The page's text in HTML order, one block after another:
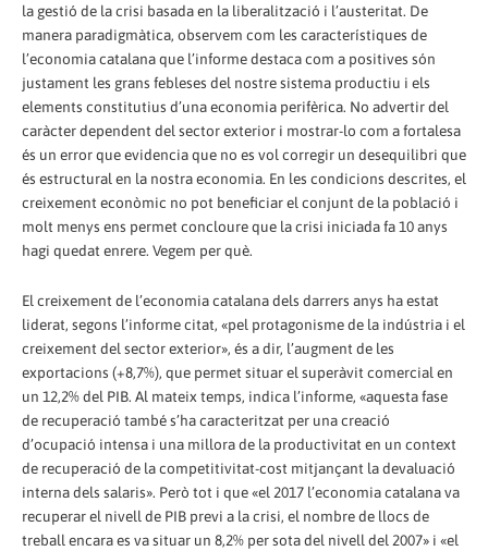
la gestió de la crisi basada en la liberalització i l’austeritat. De
manera paradigmàtica, observem com les característiques de
l’economia catalana que l’informe destaca com a positives són
justament les grans febleses del nostre sistema productiu i els
elements constitutius d’una economia perifèrica. No advertir del
caràcter dependent del sector exterior i mostrar-lo com a fortalesa
és un error que evidencia que no es vol corregir un desequilibri que
és estructural en la nostra economia. En les condicions descrites, el
creixement econòmic no pot beneficiar el conjunt de la població i
molt menys ens permet concloure que la crisi iniciada fa 10 anys
hagi quedat enrere. Vegem per què.
El creixement de l’economia catalana dels darrers anys ha estat
liderat, segons l’informe citat, «pel protagonisme de la indústria i el
creixement del sector exterior», és a dir, l’augment de les
exportacions (+8,7%), que permet situar el superàvit comercial en
un 12,2% del PIB. Al mateix temps, indica l’informe, «aquesta fase
de recuperació també s’ha caracteritzat per una creació
d’ocupació intensa i una millora de la productivitat en un context
de recuperació de la competitivitat-cost mitjançant la devaluació
interna dels salaris». Però tot i que «el 2017 l’economia catalana va
recuperar el nivell de PIB previ a la crisi, el nombre de llocs de
treball encara es va situar un 8,2% per sota del nivell del 2007» i «el